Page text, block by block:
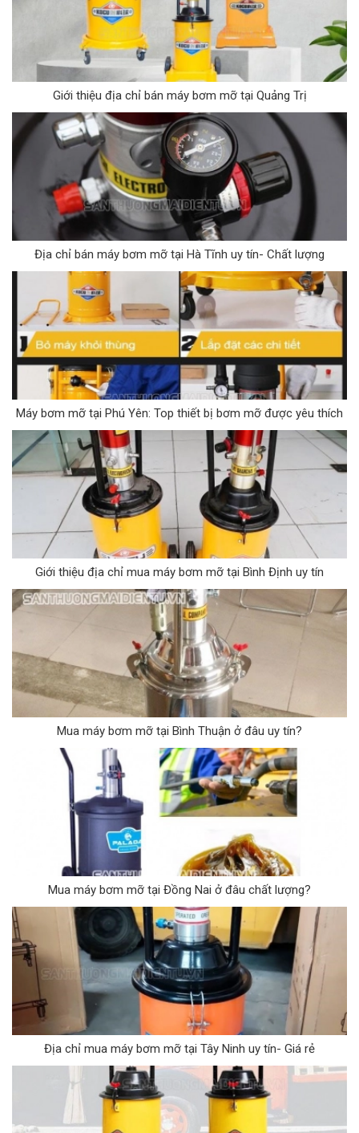
Giới thiệu địa chỉ bán máy bơm mỡ tại Quảng Trị
Địa chỉ bán máy bơm mỡ tại Hà Tĩnh uy tín- Chất lượng
Máy bơm mỡ tại Phú Yên: Top thiết bị bơm mỡ được yêu thích
Giới thiệu địa chỉ mua máy bơm mỡ tại Bình Định uy tín
Mua máy bơm mỡ tại Bình Thuận ở đâu uy tín?
Mua máy bơm mỡ tại Đồng Nai ở đâu chất lượng?
Địa chỉ mua máy bơm mỡ tại Tây Ninh uy tín- Giá rẻ